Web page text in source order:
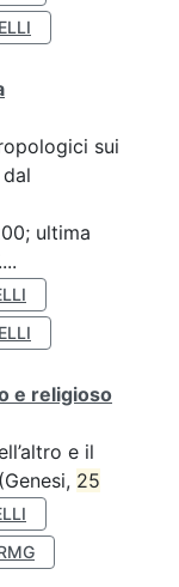
sui
ultima
e religioso
e il
25